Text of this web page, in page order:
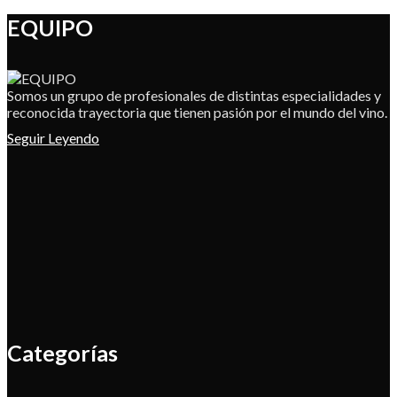
EQUIPO
Somos un grupo de profesionales de distintas especialidades y
reconocida trayectoria que tienen pasión por el mundo del vino.
Seguir Leyendo
Categorías